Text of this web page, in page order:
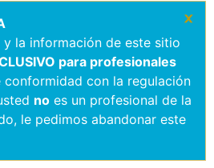
la información de este sitio
para profesionales
conformidad con la regulación
no es un profesional de la
le pedimos abandonar este
×